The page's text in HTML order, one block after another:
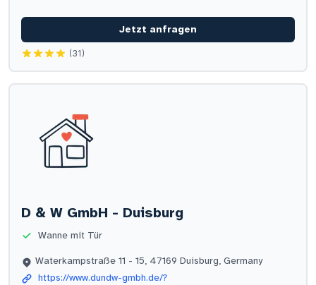
Jetzt anfragen
(31)
D & W GmbH - Duisburg
Wanne mit Tür
Waterkampstraße 11 - 15, 47169 Duisburg, Germany
https://www.dundw-gmbh.de/?